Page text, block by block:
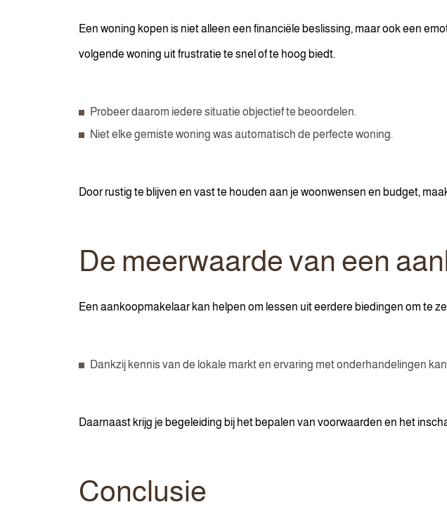
Een woning kopen is niet alleen een financiële beslissing, maar ook een
volgende woning uit frustratie te snel of te hoog biedt.
Probeer daarom iedere situatie objectief te beoordelen.
Niet elke gemiste woning was automatisch de perfecte woning.
Door rustig te blijven en vast te houden aan je woonwensen en budget,
De meerwaarde van een
Een aankoopmakelaar kan helpen om lessen uit eerdere biedingen om te
Dankzij kennis van de lokale markt en ervaring met onderhandelingen
Daarnaast krijg je begeleiding bij het bepalen van voorwaarden en het
Conclusie